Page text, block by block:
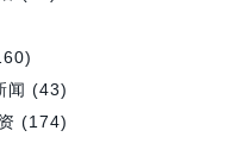
闻 (43)
(174)